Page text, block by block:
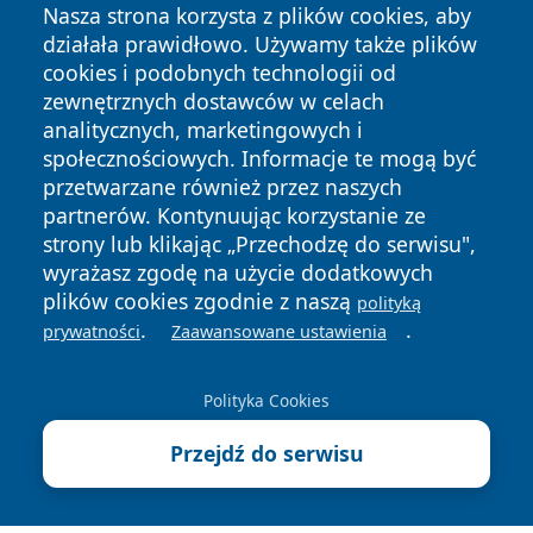
Nasza strona korzysta z plików cookies, aby
działała prawidłowo. Używamy także plików
cookies i podobnych technologii od
zewnętrznych dostawców w celach
analitycznych, marketingowych i
społecznościowych. Informacje te mogą być
przetwarzane również przez naszych
partnerów. Kontynuując korzystanie ze
strony lub klikając „Przechodzę do serwisu",
wyrażasz zgodę na użycie dodatkowych
plików cookies zgodnie z naszą polityką
prywatności. Zaawansowane ustawienia .
Polityka Cookies
Przejdź do serwisu
Copyright © 2026 przemyslonline.pl Wszystkie prawa
zastrzeżone.
News Autorzy
Polityka
Prywatności
Polityka
Cookies